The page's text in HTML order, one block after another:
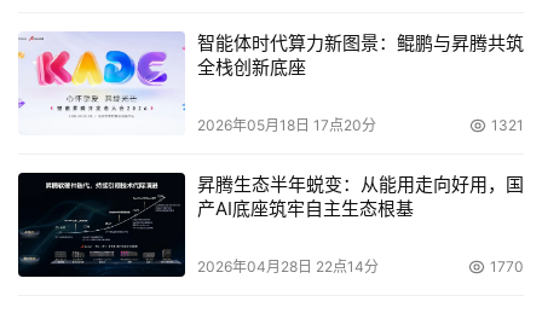
们会通过移动设备连到公司网络。但是Kom/Ferry
International的调查表明，81%的经理主管说他们已经通过
一个移动设备或其他的"一
直"连线工作。
不幸的是，总是在线的雇员和经理更有可能把公司信息暴露
智能体时代算力新图景：鲲鹏与昇腾共筑
全栈创新底座
2026年05月18日 17点20分 1321
昇腾生态半年蜕变：从能用走向好用，国
产AI底座筑牢自主生态根基
2026年04月28日 22点14分 1770